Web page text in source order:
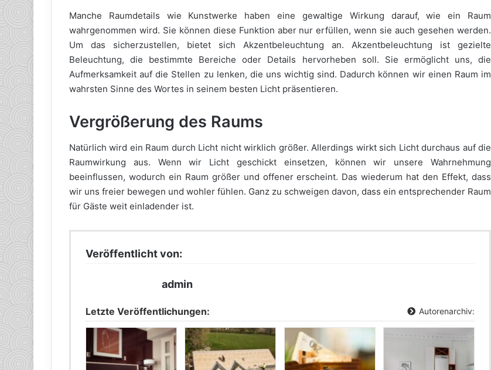
Manche Raumdetails wie Kunstwerke haben eine gewaltige Wirkung darauf, wie ein Raum
wahrgenommen wird. Sie können diese Funktion aber nur erfüllen, wenn sie auch gesehen werden.
Um das sicherzustellen, bietet sich Akzentbeleuchtung an. Akzentbeleuchtung ist gezielte
Beleuchtung, die bestimmte Bereiche oder Details hervorheben soll. Sie ermöglicht uns, die
Aufmerksamkeit auf die Stellen zu lenken, die uns wichtig sind. Dadurch können wir einen Raum im
wahrsten Sinne des Wortes in seinem besten Licht präsentieren.
Vergrößerung des Raums
Natürlich wird ein Raum durch Licht nicht wirklich größer. Allerdings wirkt sich Licht durchaus auf die
Raumwirkung aus. Wenn wir Licht geschickt einsetzen, können wir unsere Wahrnehmung
beeinflussen, wodurch ein Raum größer und offener erscheint. Das wiederum hat den Effekt, dass
wir uns freier bewegen und wohler fühlen. Ganz zu schweigen davon, dass ein entsprechender Raum
für Gäste weit einladender ist.
Veröffentlicht von:
admin
Letzte Veröffentlichungen: Autorenarchiv: